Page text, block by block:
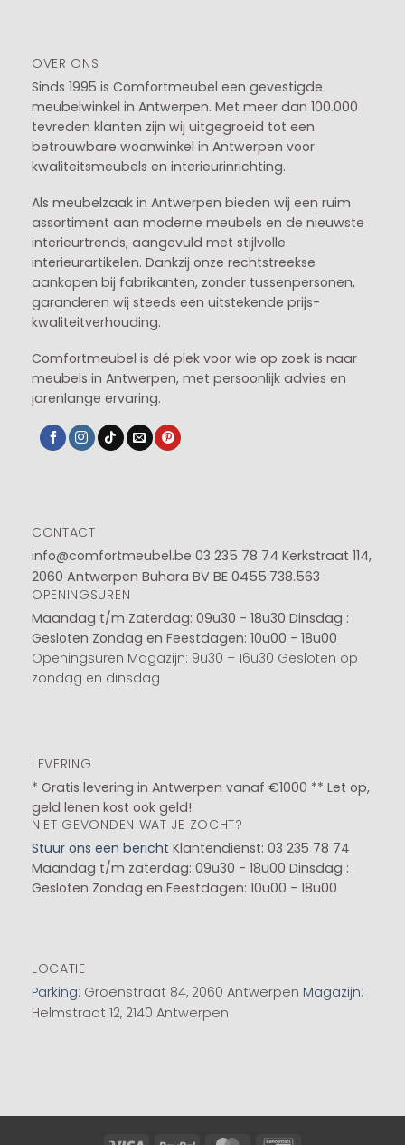
OVER ONS
Sinds 1995 is Comfortmeubel een gevestigde
meubelwinkel in Antwerpen. Met meer dan 100.000
tevreden klanten zijn wij uitgegroeid tot een
betrouwbare woonwinkel in Antwerpen voor
kwaliteitsmeubels en interieurinrichting.
Als meubelzaak in Antwerpen bieden wij een ruim
assortiment aan moderne meubels en de nieuwste
interieurtrends, aangevuld met stijlvolle
interieurartikelen. Dankzij onze rechtstreekse
aankopen bij fabrikanten, zonder tussenpersonen,
garanderen wij steeds een uitstekende prijs-
kwaliteitverhouding.
Comfortmeubel is dé plek voor wie op zoek is naar
meubels in Antwerpen, met persoonlijk advies en
jarenlange ervaring.
CONTACT
info@comfortmeubel.be 03 235 78 74 Kerkstraat 114,
2060 Antwerpen Buhara BV BE 0455.738.563
OPENINGSUREN
Maandag t/m Zaterdag: 09u30 - 18u30 Dinsdag :
Gesloten Zondag en Feestdagen: 10u00 - 18u00
Openingsuren Magazijn: 9u30 – 16u30 Gesloten op
zondag en dinsdag
LEVERING
* Gratis levering in Antwerpen vanaf €1000 ** Let op,
geld lenen kost ook geld!
NIET GEVONDEN WAT JE ZOCHT?
Stuur ons een bericht Klantendienst: 03 235 78 74
Maandag t/m zaterdag: 09u30 - 18u00 Dinsdag :
Gesloten Zondag en Feestdagen: 10u00 - 18u00
LOCATIE
Parking: Groenstraat 84, 2060 Antwerpen Magazijn:
Helmstraat 12, 2140 Antwerpen